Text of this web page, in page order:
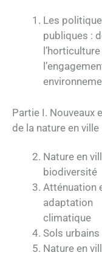
Les
publiques :
Partie I. Nouveaux
de la nature en ville
Nature en
biodiversité
Atténuation
adaptation
climatique
Sols
Nature en